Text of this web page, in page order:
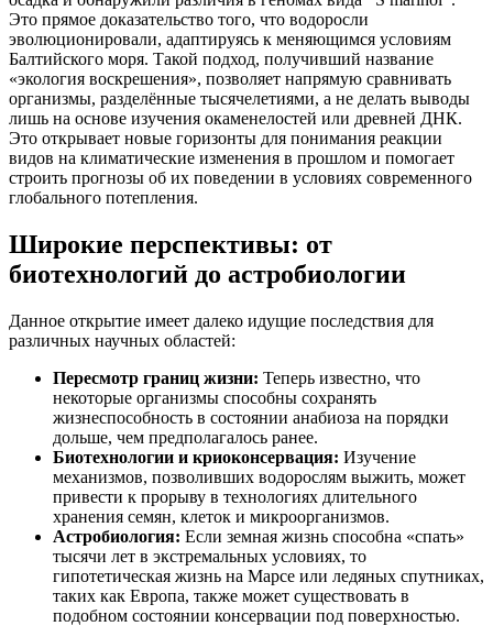
Это прямое доказательство того, что водоросли
эволюционировали, адаптируясь к меняющимся условиям
Балтийского моря. Такой подход, получивший название
«экология воскрешения», позволяет напрямую сравнивать
организмы, разделённые тысячелетиями, а не делать выводы
лишь на основе изучения окаменелостей или древней ДНК.
Это открывает новые горизонты для понимания реакции
видов на климатические изменения в прошлом и помогает
строить прогнозы об их поведении в условиях современного
глобального потепления.
Широкие перспективы: от
биотехнологий до астробиологии
Данное открытие имеет далеко идущие последствия для
различных научных областей:
Пересмотр границ жизни: Теперь известно, что
некоторые организмы способны сохранять
жизнеспособность в состоянии анабиоза на порядки
дольше, чем предполагалось ранее.
Биотехнологии и криоконсервация: Изучение
механизмов, позволивших водорослям выжить, может
привести к прорыву в технологиях длительного
хранения семян, клеток и микроорганизмов.
Астробиология: Если земная жизнь способна «спать»
тысячи лет в экстремальных условиях, то
гипотетическая жизнь на Марсе или ледяных спутниках,
таких как Европа, также может существовать в
подобном состоянии консервации под поверхностью.